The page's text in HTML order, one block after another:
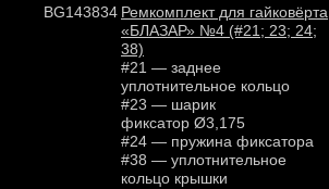
BG143834 Ремкомплект для гайковёрта
«БЛАЗАР» №4 (#21; 23; 24;
38)
#21 — заднее
уплотнительное кольцо
#23 — шарик
фиксатор Ø3,175
#24 — пружина фиксатора
#38 — уплотнительное
кольцо крышки